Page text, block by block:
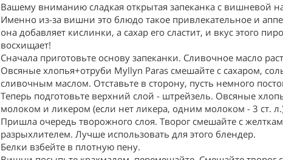
Вашему вниманию сладкая открытая запеканка с вишневой
Именно из-за вишни это блюдо такое привлекательное и
она добавляет кислинки, а сахар его сластит, и вкус этого
восхищает!
Сначала приготовьте основу запеканки. Сливочное масло
Овсяные хлопья+отруби Myllyn Paras смешайте с сахаром,
сливочным маслом. Отставьте в сторону, пусть немного
Теперь подготовьте верхний слой - штрейзель. Овсяные
молоком и ликером (если нет ликера, одним молоком - 3 ст.
Пришла очередь творожного слоя. Творог смешайте с
разрыхлителем. Лучше использовать для этого блендер.
Белки взбейте в плотную пену.